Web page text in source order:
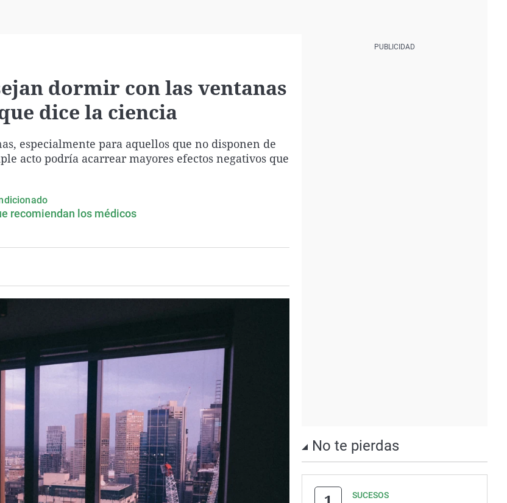
dormir con las ventanas
dice la ciencia
especialmente para aquellos que no disponen de
acto podría acarrear mayores efectos negativos que
recomiendan los médicos
No te pierdas
SUCESOS